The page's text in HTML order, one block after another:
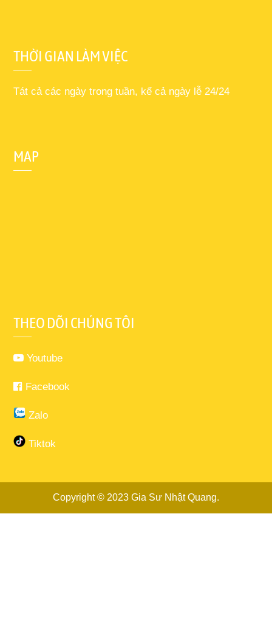
THỜI GIAN LÀM VIỆC
Tát cả các ngày trong tuần, kể cả ngày lễ 24/24
MAP
THEO DÕI CHÚNG TÔI
Youtube
Facebook
Zalo
Tiktok
Copyright © 2023 Gia Sư Nhật Quang.